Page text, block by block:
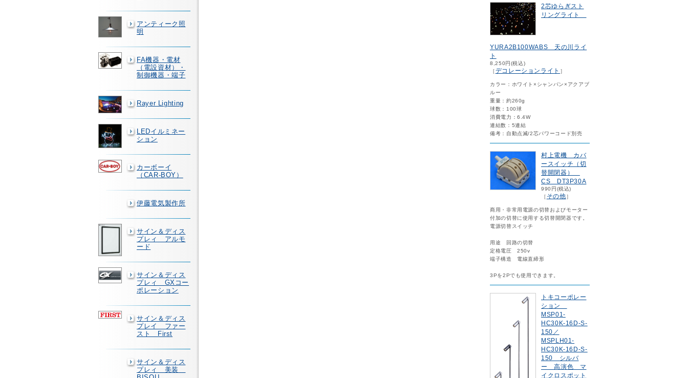
アンティーク照
明
FA機器・電材
（電設資材）・
制御機器・端子
Rayer Lighting
LEDイルミネー
ション
カーボーイ
（CAR-BOY）
伊藤電気製作所
サイン＆ディス
プレィ アルモ
ード
サイン＆ディス
プレィ GXコー
ポレーション
サイン＆ディス
プレイ ファー
スト First
サイン＆ディス
プレィ 美装
2芯ゆらぎスト
リングライト
YURA2B100WABS 天の川ライ
ト
8,250円(税込)
［デコレーションライト ］
カラー：ホワイト×シャンパン×アクアブ
ルー
重量：約260g
球数：100球
消費電力：6.4W
連結数：5連結
備考：自動点滅/2芯パワーコード別売
村上電機 カバ
ースイッチ（切
替開閉器）
CS DT3P30A
990円(税込)
［ その他］
商用・非常用電源の切替およびモーター
付加の切替に使用する切替開閉器です。
電源切替スイッチ
用途 回路の切替
定格電圧 250v
端子構造 電線直締形
3Pを2Pでも使用できます。
トキコーポレー
ション
MSP01-
HC30K-16D-S-
150／
MSPLH01-
HC30K-16D-S-
150 シルバ
ー 高演色 マ
イクロスポット